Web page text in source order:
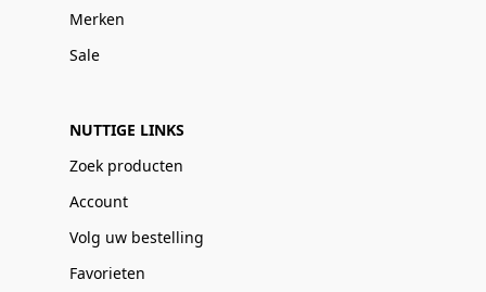
Merken
Sale
NUTTIGE LINKS
Zoek producten
Account
Volg uw bestelling
Favorieten